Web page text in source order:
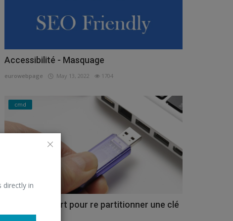
directly in
Accessibilité - Masquage
eurowebpage May 13, 2022 1704
cmd
Utiliser Diskpart pour re partitionner une clé
USB